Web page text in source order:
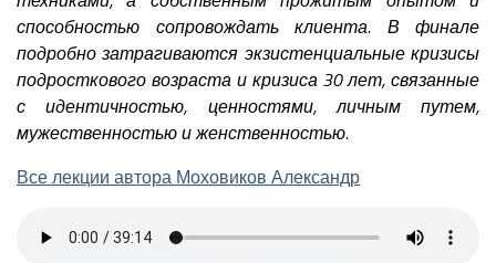
способностью сопровождать клиента. В финале
подробно затрагиваются экзистенциальные кризисы
подросткового возраста и кризиса 30 лет, связанные
с идентичностью, ценностями, личным путем,
мужественностью и женственностью.
Все лекции автора Моховиков Александр